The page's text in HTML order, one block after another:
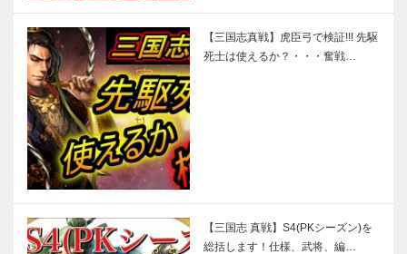
【三国志真戦】虎臣弓で検証!!! 先駆
死士は使えるか？・・・奮戦…
【三国志 真戦】S4(PKシーズン)を
総括します！仕様、武将、編…